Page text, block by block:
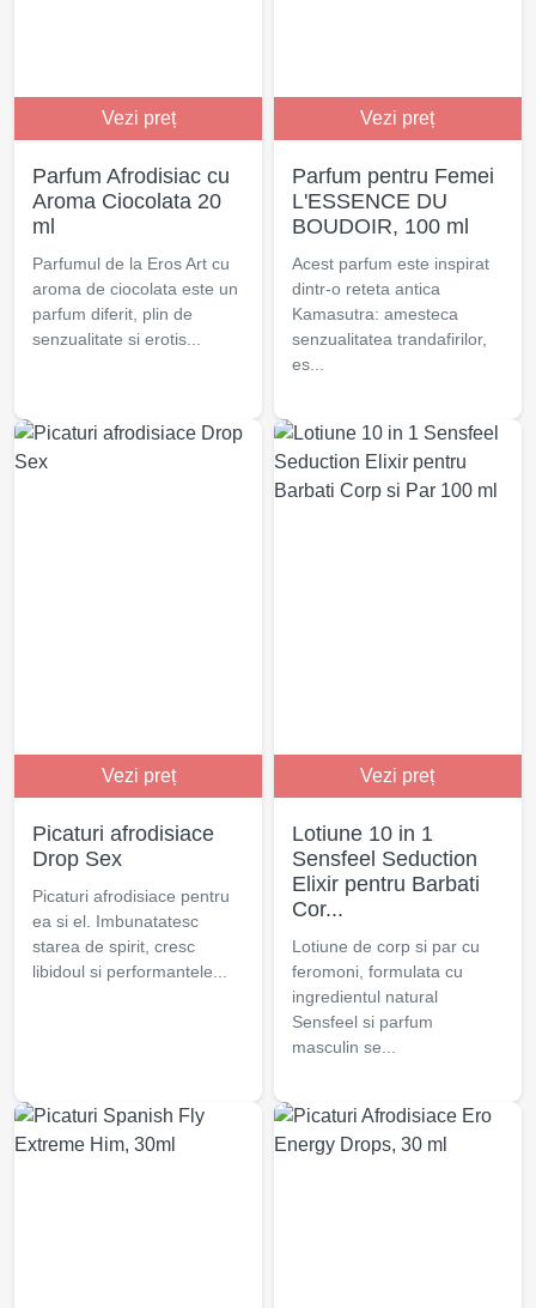
Vezi preț
Parfum Afrodisiac cu
Aroma Ciocolata 20
ml
Parfumul de la Eros Art cu
aroma de ciocolata este un
parfum diferit, plin de
senzualitate si erotis...
Vezi preț
Parfum pentru Femei
L'ESSENCE DU
BOUDOIR, 100 ml
Acest parfum este inspirat
dintr-o reteta antica
Kamasutra: amesteca
senzualitatea trandafirilor,
es...
Vezi preț
Picaturi afrodisiace
Drop Sex
Picaturi afrodisiace pentru
ea si el. Imbunatatesc
starea de spirit, cresc
libidoul si performantele...
Vezi preț
Lotiune 10 in 1
Sensfeel Seduction
Elixir pentru Barbati
Cor...
Lotiune de corp si par cu
feromoni, formulata cu
ingredientul natural
Sensfeel si parfum
masculin se...